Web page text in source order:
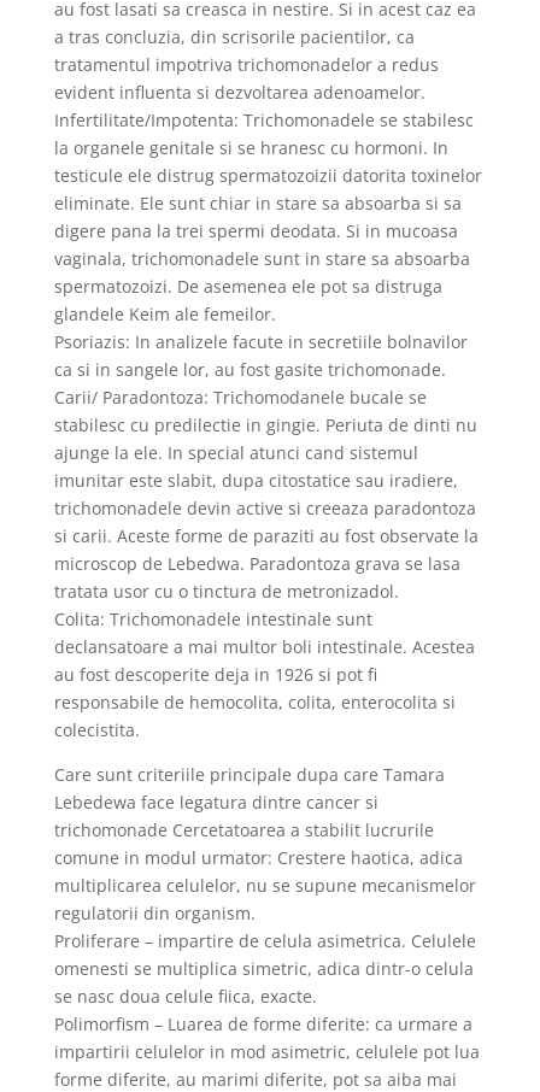
au fost lasati sa creasca in nestire. Si in acest caz ea
a tras concluzia, din scrisorile pacientilor, ca
tratamentul impotriva trichomonadelor a redus
evident influenta si dezvoltarea adenoamelor.
Infertilitate/Impotenta: Trichomonadele se stabilesc
la organele genitale si se hranesc cu hormoni. In
testicule ele distrug spermatozoizii datorita toxinelor
eliminate. Ele sunt chiar in stare sa absoarba si sa
digere pana la trei spermi deodata. Si in mucoasa
vaginala, trichomonadele sunt in stare sa absoarba
spermatozoizi. De asemenea ele pot sa distruga
glandele Keim ale femeilor.
Psoriazis: In analizele facute in secretiile bolnavilor
ca si in sangele lor, au fost gasite trichomonade.
Carii/ Paradontoza: Trichomodanele bucale se
stabilesc cu predilectie in gingie. Periuta de dinti nu
ajunge la ele. In special atunci cand sistemul
imunitar este slabit, dupa citostatice sau iradiere,
trichomonadele devin active si creeaza paradontoza
si carii. Aceste forme de paraziti au fost observate la
microscop de Lebedwa. Paradontoza grava se lasa
tratata usor cu o tinctura de metronizadol.
Colita: Trichomonadele intestinale sunt
declansatoare a mai multor boli intestinale. Acestea
au fost descoperite deja in 1926 si pot fi
responsabile de hemocolita, colita, enterocolita si
colecistita.
Care sunt criteriile principale dupa care Tamara
Lebedewa face legatura dintre cancer si
trichomonade Cercetatoarea a stabilit lucrurile
comune in modul urmator: Crestere haotica, adica
multiplicarea celulelor, nu se supune mecanismelor
regulatorii din organism.
Proliferare – impartire de celula asimetrica. Celulele
omenesti se multiplica simetric, adica dintr-o celula
se nasc doua celule fiica, exacte.
Polimorfism – Luarea de forme diferite: ca urmare a
impartirii celulelor in mod asimetric, celulele pot lua
forme diferite, au marimi diferite, pot sa aiba mai